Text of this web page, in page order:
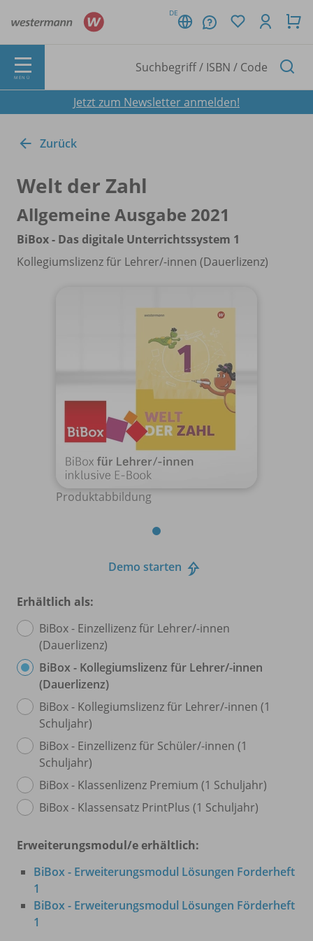
DE
MENÜ
Jetzt zum Newsletter anmelden!
Zurück
Welt der Zahl
Allgemeine Ausgabe 2021
BiBox - Das digitale Unterrichtssystem 1
Kollegiumslizenz für Lehrer/-innen (Dauerlizenz)
Produktabbildung
Demo starten
Erhältlich als:
BiBox - Einzellizenz für Lehrer/-innen
(Dauerlizenz)
BiBox - Kollegiumslizenz für Lehrer/-innen
(Dauerlizenz)
BiBox - Kollegiumslizenz für Lehrer/-innen (1
Schuljahr)
BiBox - Einzellizenz für Schüler/-innen (1
Schuljahr)
BiBox - Klassenlizenz Premium (1 Schuljahr)
BiBox - Klassensatz PrintPlus (1 Schuljahr)
Erweiterungsmodul/e erhältlich:
BiBox - Erweiterungsmodul Lösungen Forderheft
1
BiBox - Erweiterungsmodul Lösungen Förderheft
1